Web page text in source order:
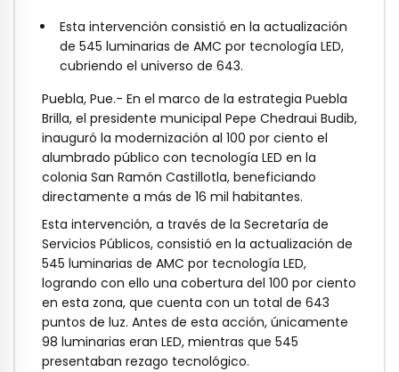
Esta intervención consistió en la actualización
de 545 luminarias de AMC por tecnología LED,
cubriendo el universo de 643.
Puebla, Pue.- En el marco de la estrategia Puebla
Brilla, el presidente municipal Pepe Chedraui Budib,
inauguró la modernización al 100 por ciento el
alumbrado público con tecnología LED en la
colonia San Ramón Castillotla, beneficiando
directamente a más de 16 mil habitantes.
Esta intervención, a través de la Secretaría de
Servicios Públicos, consistió en la actualización de
545 luminarias de AMC por tecnología LED,
logrando con ello una cobertura del 100 por ciento
en esta zona, que cuenta con un total de 643
puntos de luz. Antes de esta acción, únicamente
98 luminarias eran LED, mientras que 545
presentaban rezago tecnológico.